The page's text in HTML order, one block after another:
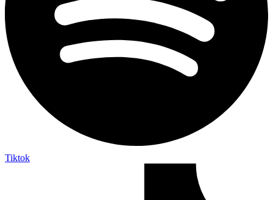
Tiktok